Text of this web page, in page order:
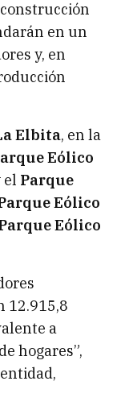
en un
y, en
Elbita, en la
Eólico
el Parque
Eólico
Eólico
12.915,8
a
hogares”,